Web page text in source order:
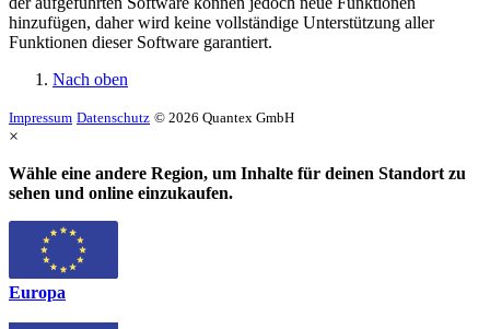
hinzufügen, daher wird keine vollständige Unterstützung aller
Funktionen dieser Software garantiert.
Nach oben
Impressum Datenschutz © 2026 Quantex GmbH
×
Wähle eine andere Region, um Inhalte für deinen Standort zu
sehen und online einzukaufen.
Europa